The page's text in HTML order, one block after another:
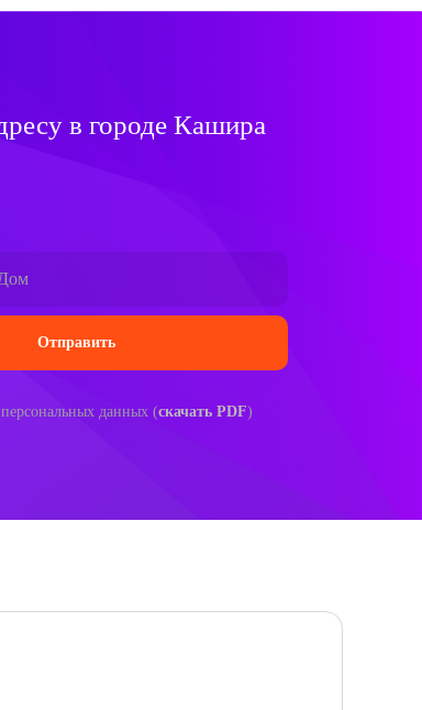
в городе Кашира
данных (скачать PDF)